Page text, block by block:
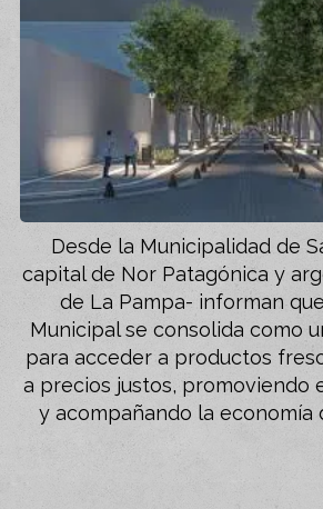
Desde la Municipalidad de
capital de Nor Patagónica y
de La Pampa- informan
Municipal se consolida como
para acceder a productos
a precios justos, promoviendo
y acompañando la economía